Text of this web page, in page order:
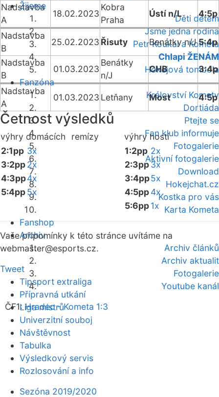
Žijeme
Děti dětem
Jsme jedna rodina
Petr Koukal a Kometa
Chlapi ŽENÁM
Hokejová tombola
Fanzóna
Království Komety
Dortiáda
Ptejte se
Fan klub informuje
Fotogalerie
Aktivní fotogalerie
Download
Hokejchat.cz
Kostka pro vás
Karta Kometa
Fanshop
Archiv
Archiv článků
Archiv aktualit
Fotogalerie
Youtube kanál
ČF1: Hradec - Kometa 1:3
Nadstavba
A
18.02.2023
Kobra
Praha
Ústí n/L 4:5p
Nadstavba
B
25.02.2023 Řisuty Benátky n/J 5:4p
Nadstavba
B
01.03.2023
Benátky
n/J
CHB 3:4p
Nadstavba
A
01.03.2023 Letňany Most 4:5p
Četnost výsledků
výhry domácích remízy výhry hostí
2:1pp 3x
3:2pp2x
4:3pp4x
5:4pp5x
1:2pp 2x
2:3pp3x
3:4pp5x
4:5pp4x
5:6pp1x
Vaše připomínky k této stránce uvítáme na
webmaster@esports.cz.
Tweet
Tipsport extraliga
Přípravná utkání
Liga mistrů
Univerzitní souboj
Návštěvnost
Tabulka
Výsledkový servis
Rozlosování a info
Sezóna 2019/2020